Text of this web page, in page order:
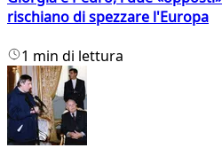
rischiano di spezzare l'Europa
1 min di lettura